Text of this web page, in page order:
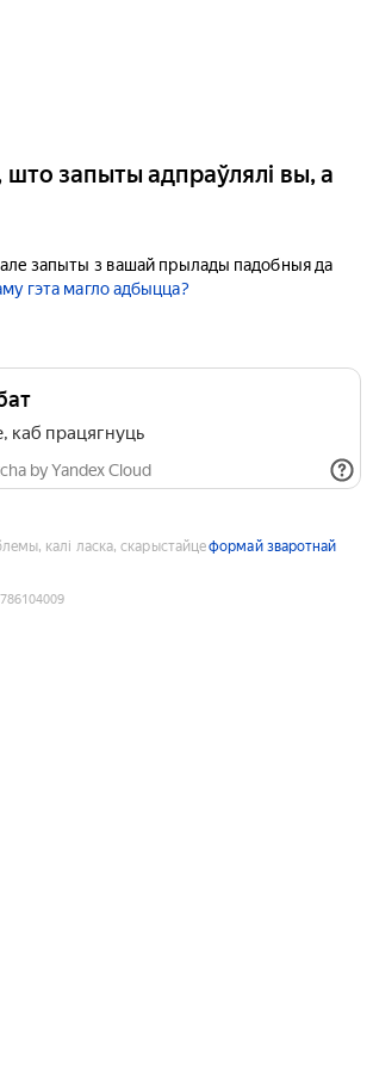
што запыты адпраўлялі вы, а
запыты з вашай прылады падобныя да
гэта магло адбыцца?
каб працягнуць
by Yandex Cloud
калі ласка, скарыстайцеформай зваротнай